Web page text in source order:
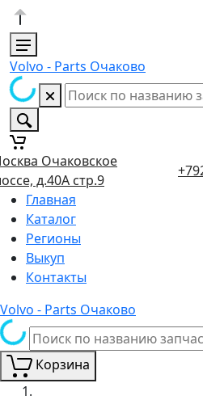
Volvo - Parts Очаково
Очаковское
д.40А стр.9
Главная
Каталог
Регионы
Выкуп
Контакты
Volvo - Parts Очаково
Корзина